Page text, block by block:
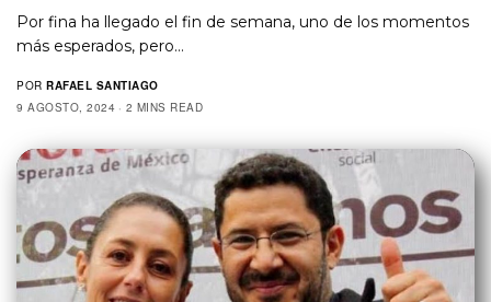
Por fina ha llegado el fin de semana, uno de los momentos
más esperados, pero…
POR RAFAEL SANTIAGO
9 AGOSTO, 2024
2 MINS READ